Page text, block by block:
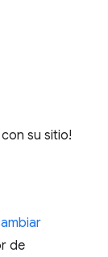
su sitio!
de